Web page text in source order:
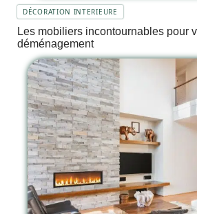
DÉCORATION INTERIEURE
Les mobiliers incontournables pour
déménagement